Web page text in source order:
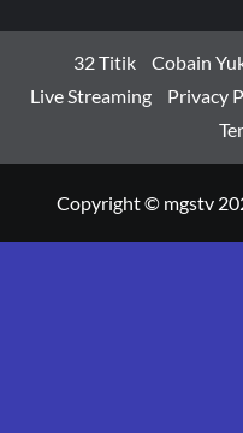
32 Titik Cobain
Live Streaming
Privacy
Copyright © mgstv